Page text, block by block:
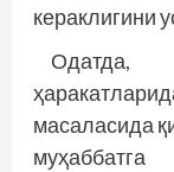
кераклигини
Одатда,
масаласида